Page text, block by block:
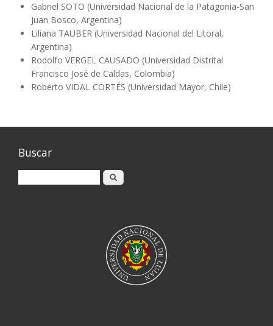
Gabriel SOTO (Universidad Nacional de la Patagonia-San
Juan Bosco, Argentina)
Liliana TAUBER (Universidad Nacional del Litoral,
Argentina)
Rodolfo VERGEL CAUSADO (Universidad Distrital
Francisco José de Caldas, Colombia)
Roberto VIDAL CORTÉS (Universidad Mayor, Chile)
Buscar
Buscar